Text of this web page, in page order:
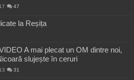
47
la Reșița
A mai plecat un OM dintre noi,
slujește în ceruri
31